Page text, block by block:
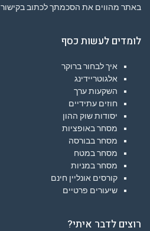
באתר מהווים את הסכמתך לכתוב בקישור
לומדים לעשות כסף
איך לבחור ברוקר
אלגוטריידינג
השקעות ערך
חוזים עתידיים
יסודות שוק ההון
מסחר באופציות
מסחר בבורסה
מסחר במטח
מסחר במניות
קורסים אונליין חינם
שיעורים פרטיים
רוצים לדבר איתי?